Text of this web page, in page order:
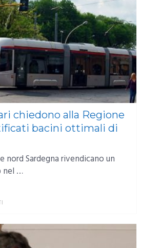
chiedono alla Regione
bacini ottimali di
nord Sardegna rivendicano un
nel …